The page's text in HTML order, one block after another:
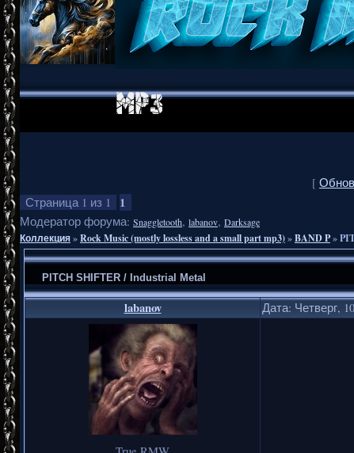
[
Страница 1 из 1 1
Модератор форума: Snaggletooth, labanov, Darksage
Коллекция»Rock Music (mostly lossless and a small part mp3)»BAND P»
PITCH SHIFTER / Industrial Metal
labanov Дата: Четверг,